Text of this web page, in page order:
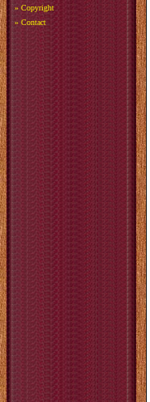
» Copyright
» Contact